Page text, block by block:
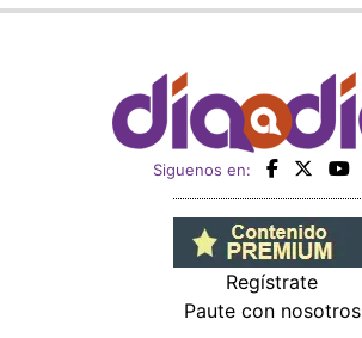
Siguenos en:
Regístrate
Paute con nosotros